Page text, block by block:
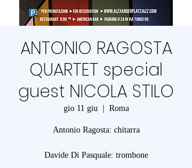
ANTONIO RAGOSTA
QUARTET special
guest NICOLA STILO
gio 11 giu
  |
Roma
Antonio Ragosta: chitarra
Davide Di Pasquale: trombone